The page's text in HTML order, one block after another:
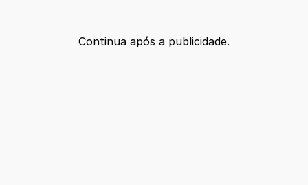
Continua após a publicidade.